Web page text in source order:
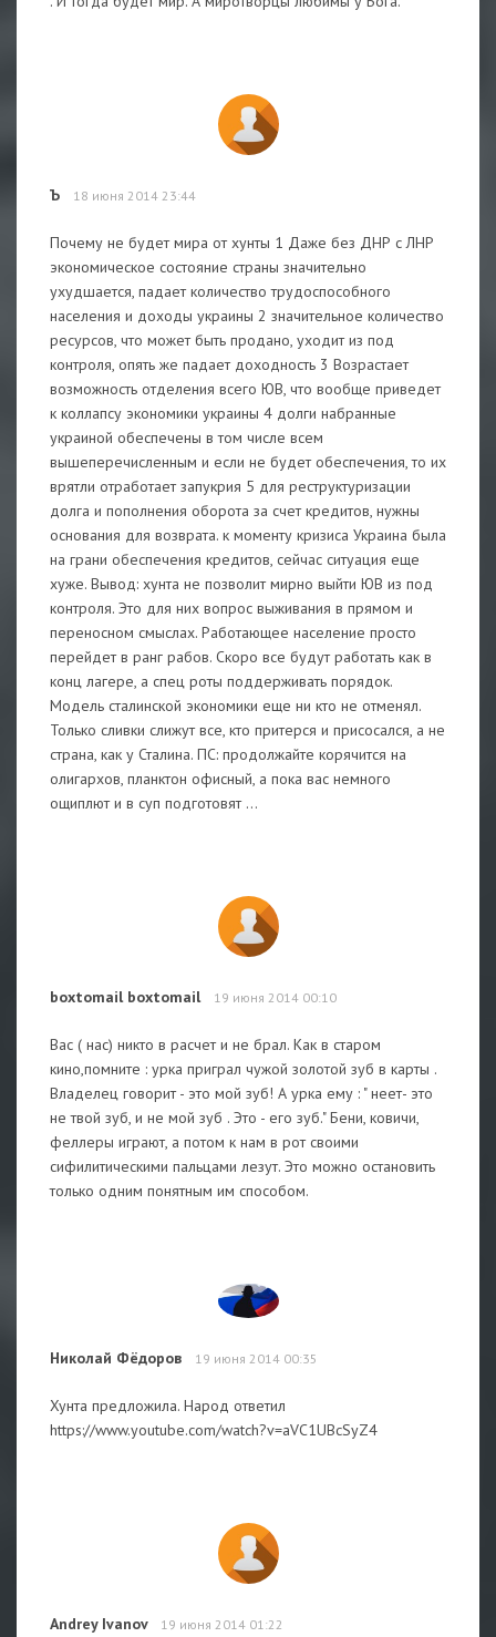
Ъ 18 июня 2014 23:44
Почему не будет мира от хунты 1 Даже без ДНР с ЛНР
экономическое состояние страны значительно
ухудшается, падает количество трудоспособного
населения и доходы украины 2 значительное количество
ресурсов, что может быть продано, уходит из под
контроля, опять же падает доходность 3 Возрастает
возможность отделения всего ЮВ, что вообще приведет
к коллапсу экономики украины 4 долги набранные
украиной обеспечены в том числе всем
вышеперечисленным и если не будет обеспечения, то их
врятли отработает запукрия 5 для реструктуризации
долга и пополнения оборота за счет кредитов, нужны
основания для возврата. к моменту кризиса Украина была
на грани обеспечения кредитов, сейчас ситуация еще
хуже. Вывод: хунта не позволит мирно выйти ЮВ из под
контроля. Это для них вопрос выживания в прямом и
переносном смыслах. Работающее население просто
перейдет в ранг рабов. Скоро все будут работать как в
конц лагере, а спец роты поддерживать порядок.
Модель сталинской экономики еще ни кто не отменял.
Только сливки слижут все, кто притерся и присосался, а не
страна, как у Сталина. ПС: продолжайте корячится на
олигархов, планктон офисный, а пока вас немного
ощиплют и в суп подготовят ...
boxtomail boxtomail 19 июня 2014 00:10
Вас ( нас) никто в расчет и не брал. Как в старом
кино,помните : урка приграл чужой золотой зуб в карты .
Владелец говорит - это мой зуб! А урка ему : " неет- это
не твой зуб, и не мой зуб . Это - его зуб." Бени, ковичи,
феллеры играют, а потом к нам в рот своими
сифилитическими пальцами лезут. Это можно остановить
только одним понятным им способом.
Николай Фёдоров 19 июня 2014 00:35
Хунта предложила. Народ ответил
https://www.youtube.com/watch?v=aVC1UBcSyZ4
Andrey Ivanov 19 июня 2014 01:22